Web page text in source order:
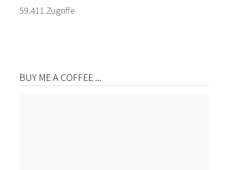
59.411 Zugriffe
BUY ME A COFFEE ...